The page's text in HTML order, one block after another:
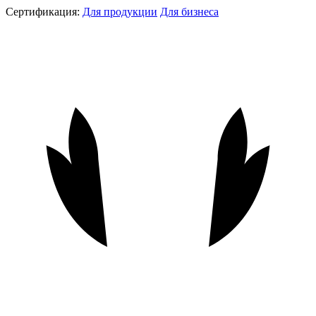
Сертификация: Для продукции Для бизнеса